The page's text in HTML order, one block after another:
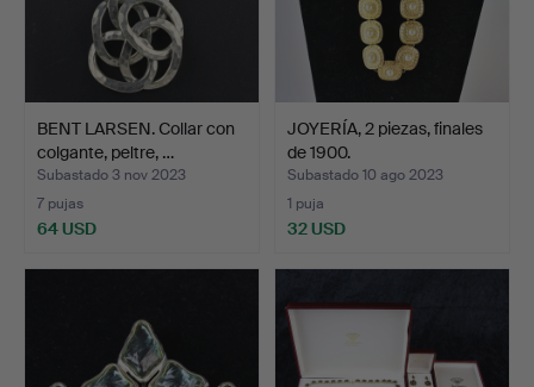
BENT LARSEN. Collar con
colgante, peltre, …
Subastado 3 nov 2023
7 pujas
64 USD
JOYERÍA, 2 piezas, finales
de 1900.
Subastado 10 ago 2023
1 puja
32 USD